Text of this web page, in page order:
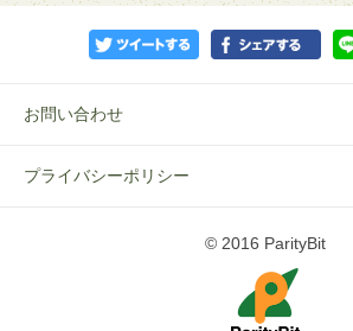
お問い合わせ
プライバシーポリシー
© 2016 ParityBit